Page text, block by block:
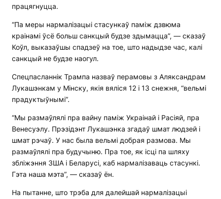
працягнуцца.
“Па меры нармалізацыі стасункаў паміж дзвюма
краінамі ўсё больш санкцый будзе здымацца”, — сказаў
Коўл, выказаўшы спадзеў на тое, што надыдзе час, калі
санкцый не будзе наогул.
Спецпасланнік Трампа назваў перамовы з Аляксандрам
Лукашэнкам у Мінску, якія вяліся 12 і 13 снежня, “вельмі
прадуктыўнымі”.
“Мы размаўлялі пра вайну паміж Украінай і Расіяй, пра
Венесуэлу. Прэзідэнт Лукашэнка згадаў шмат людзей і
шмат рэчаў. У нас была вельмі добрая размова. Мы
размаўлялі пра будучыню. Пра тое, як ісці па шляху
збліжэння ЗША і Беларусі, каб нармалізаваць стасункі.
Гэта наша мэта”, — сказаў ён.
На пытанне, што трэба для далейшай нармалізацыі